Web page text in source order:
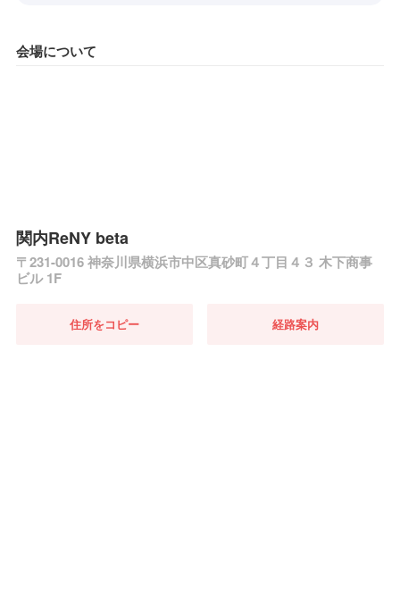
会場について
関内ReNY beta
〒231-0016 神奈川県横浜市中区真砂町４丁目４３ 木下商事
ビル 1F
住所をコピー 経路案内